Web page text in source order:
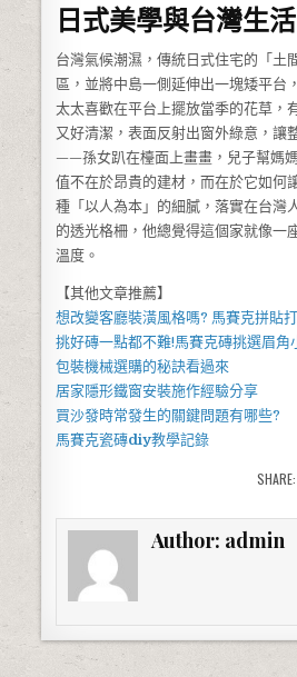
日式美學與台灣生
台灣氣候潮濕，傳統日式住宅的「土
區，並將中島一側延伸出一塊矮平台
太太喜歡在平台上擺放當季的花草，
又好清潔，表面反射出窗外綠意，讓
——孫女趴在檯面上畫畫，兒子幫媽
值不在於昂貴的建材，而在於它如何
種「以人為本」的細膩，落實在台灣
的透光格柵，他總覺得這個家就像一
溫度。
【其他文章推薦】
想改變客廳裝潢風格嗎? 馬賽克拼貼
挑好磚一點都不難!馬賽克磚挑選眉角
包裝機械選購的秘訣看過來
居家隱形鐵窗安裝施作經驗分享
買沙發時常發生的關鍵問題有哪些?
馬賽克瓷磚diy教學記錄
SHARE:
Author: admin